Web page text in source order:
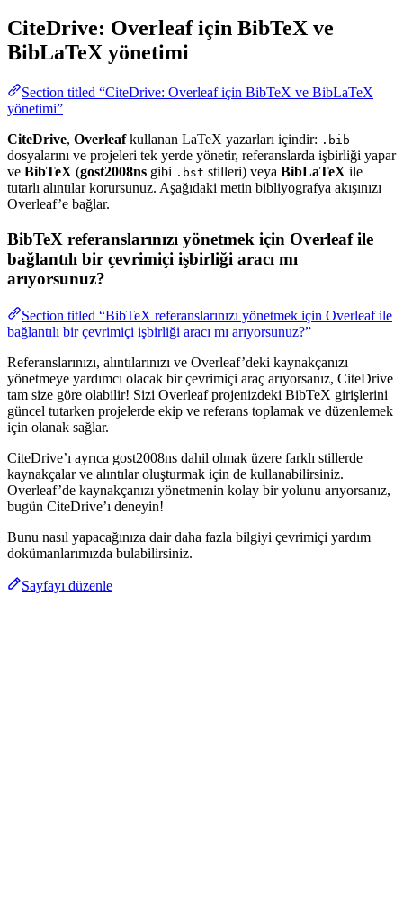
CiteDrive: Overleaf için BibTeX ve
BibLaTeX yönetimi
Section titled “CiteDrive: Overleaf için BibTeX ve BibLaTeX
yönetimi”
CiteDrive, Overleafkullanan LaTeX yazarları içindir: .bib
dosyalarını ve projeleri tek yerde yönetir, referanslarda işbirliği yapar
ve BibTeX (gost2008ns gibi .bst stilleri) veya BibLaTeX ile
tutarlı alıntılar korursunuz. Aşağıdaki metin bibliyografya akışınızı
Overleaf’e bağlar.
BibTeX referanslarınızı yönetmek için Overleaf ile
bağlantılı bir çevrimiçi işbirliği aracı mı
arıyorsunuz?
Section titled “BibTeX referanslarınızı yönetmek için Overleaf ile
bağlantılı bir çevrimiçi işbirliği aracı mı arıyorsunuz?”
Referanslarınızı, alıntılarınızı ve Overleaf’deki kaynakçanızı
yönetmeye yardımcı olacak bir çevrimiçi araç arıyorsanız, CiteDrive
tam size göre olabilir! Sizi Overleaf projenizdeki BibTeX girişlerini
güncel tutarken projelerde ekip ve referans toplamak ve düzenlemek
için olanak sağlar.
CiteDrive’ı ayrıca gost2008ns dahil olmak üzere farklı stillerde
kaynakçalar ve alıntılar oluşturmak için de kullanabilirsiniz.
Overleaf’de kaynakçanızı yönetmenin kolay bir yolunu arıyorsanız,
bugün CiteDrive’ı deneyin!
Bunu nasıl yapacağınıza dair daha fazla bilgiyi çevrimiçi yardım
dokümanlarımızda bulabilirsiniz.
Sayfayı düzenle